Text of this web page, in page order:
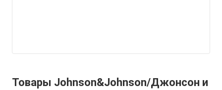
Товары Johnson&Johnson/Джонсон и